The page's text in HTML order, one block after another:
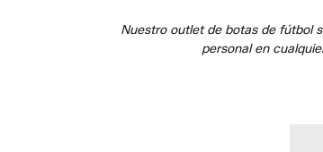
Nuestro outlet de botas de fútbol
personal en